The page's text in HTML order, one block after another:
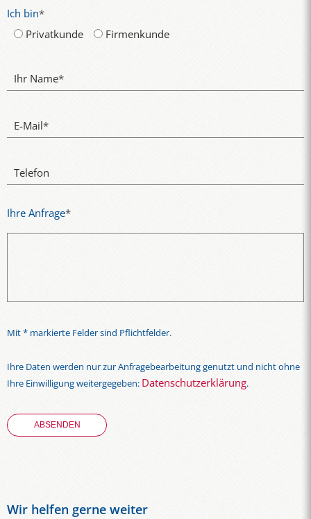
Ich bin*
Privatkunde
Firmenkunde
Ihr Name*
E-Mail*
Telefon
Ihre Anfrage*
Mit * markierte Felder sind Pflichtfelder.
Ihre Daten werden nur zur Anfragebearbeitung genutzt und nicht ohne
Ihre Einwilligung weitergegeben: Datenschutzerklärung.
Wir helfen gerne weiter